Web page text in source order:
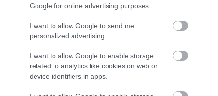
Google for online advertising purposes.
I want to allow Google to send me
personalized advertising.
I want to allow Google to enable storage
related to analytics like cookies on web or
device identifiers in apps.
LEGOLVASOTTABB
erősítő Pénz7 programsorozat